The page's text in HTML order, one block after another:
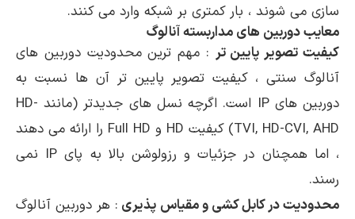
سازی می شوند ، بار کمتری بر شبکه وارد می کنند.
معایب دوربین های مداربسته آنالوگ
کیفیت تصویر پایین تر : مهم ترین محدودیت دوربین های
آنالوگ سنتی ، کیفیت تصویر پایین تر آن ها نسبت به
دوربین های IP است. اگرچه نسل های جدیدتر (مانند HD-
TVI, HD-CVI, AHD) کیفیت HD و Full HD را ارائه می دهند
، اما همچنان در جزئیات و رزولوشن بالا به پای IP نمی
رسند.
محدودیت در کابل کشی و مقیاس پذیری : هر دوربین آنالوگ